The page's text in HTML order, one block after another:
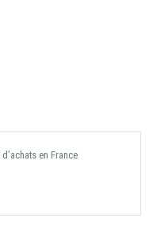
d’achats en France